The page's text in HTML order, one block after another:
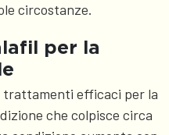
circostanze.
per la
trattamenti efficaci per la
che colpisce circa